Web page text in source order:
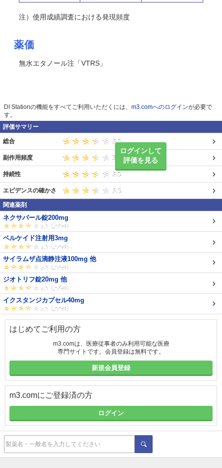
注）使用成績調査における発現頻度
薬価
無水エタノール注「VTRS」
DI Stationの機能をすべてご利用いただくには、 m3.comへのログインが必要で
す。
評価サマリー
ログインして
評価を見る
総合
副作用頻度
持続性
エビデンスの確かさ
関連薬剤
ネクサバール錠200mg
ベルケイド注射用3mg
サイラムザ点滴静注液100mg 他
ジオトリフ錠20mg 他
イクスタンジカプセル40mg
はじめてご利用の方
m3.comは、医療従事者のみ利用可能な医療
専門サイトです。会員登録は無料です。
新規会員登録
m3.comにご登録済の方
ログイン